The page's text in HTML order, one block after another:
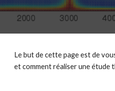
Le but de cette page est de
et comment réaliser une étude